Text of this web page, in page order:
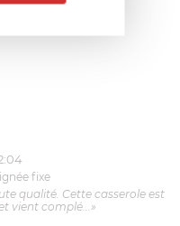
fixe
qualité. Cette casserole est
vient complé...»